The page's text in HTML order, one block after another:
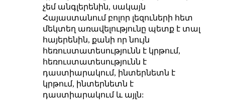
չեմ անգլերենին, սակայն
Հայաստանում բոլոր լեզուների հետ
մեկտեղ առավելությունը պետք է տալ
հայերենին, քանի որ նույն
հեռուստատեսությունն է կրթում,
հեռուստատեսությունն է
դաստիարակում, ինտերնետն է
կրթում, ինտերնետն է
դաստիարակում և այլն: